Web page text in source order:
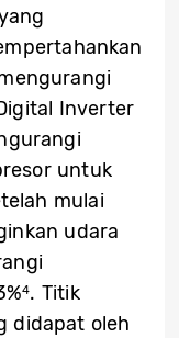
Inverter
untuk
mulai
udara
4. Titik
didapat oleh